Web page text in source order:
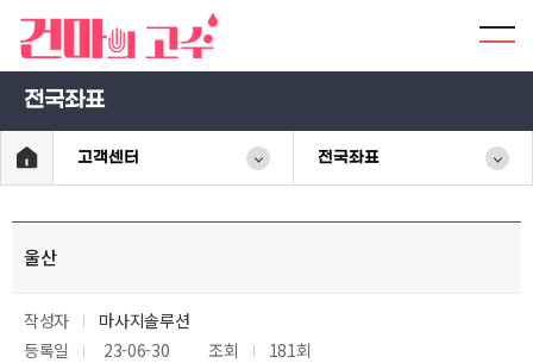
전국좌표
고객센터 전국좌표
울산
작성자
마사지솔루션
등록일
23-06-30 조회 181회